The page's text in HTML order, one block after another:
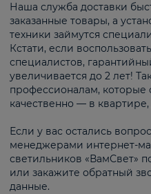
Наша служба доставки
заказанные товары, а
техники займутся
Кстати, если
специалистов,
увеличивается до 2 лет!
профессионалам, которые
качественно — в
Если у вас остались
менеджерами интернет-
светильников «ВамСвет»
или закажите обратный
данные.